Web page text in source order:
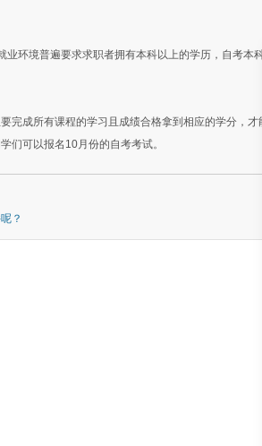
环境普遍要求求职者拥有本科以上的学历，自考本
完成所有课程的学习且成绩合格拿到相应的学分，才
们可以报名10月份的自考考试。
？